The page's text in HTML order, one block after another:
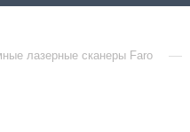
лазерные сканеры Faro —